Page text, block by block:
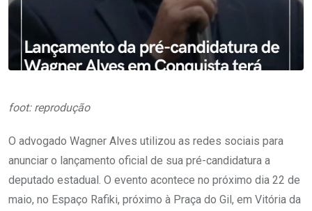
foot: reprodução
O advogado Wagner Alves utilizou as redes sociais para
anunciar o lançamento oficial de sua pré-candidatura a
deputado estadual. O evento acontece no próximo dia 22 de
maio, no Espaço Rafiki, próximo à Praça do Gil, em Vitória da